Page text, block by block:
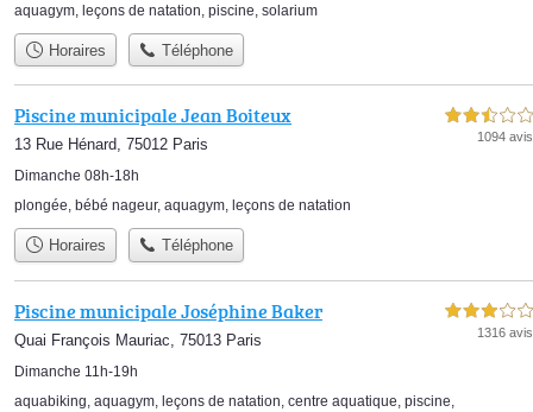
aquagym leçons de natation piscine solarium
Horaires Téléphone
Piscine municipale Jean Boiteux
13 Rue Hénard, 75012 Paris
Dimanche 08h-18h
2,5 étoiles sur 5
1094 avis
plongée, bébé nageur, aquagym, leçons de natation
Horaires Téléphone
Piscine municipale Joséphine Baker
Quai François Mauriac, 75013 Paris
Dimanche 11h-19h
3,0 étoiles sur 5
1316 avis
aquabiking aquagym leçons de natation centre aquatique piscine